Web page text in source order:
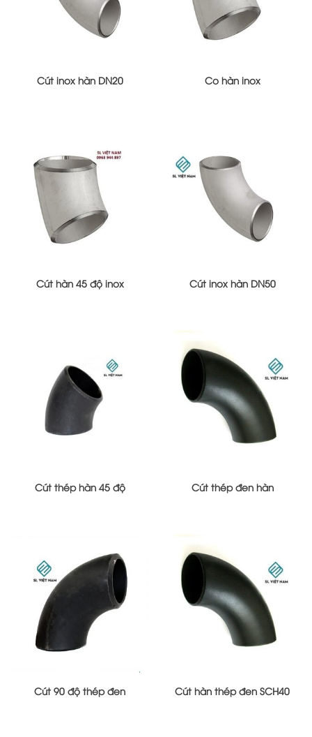
Cút inox hàn DN20 Co hàn inox
Cút hàn 45 độ inox Cút inox hàn DN50
Cút thép hàn 45 độ Cút thép đen hàn
Cút 90 độ thép đen Cút hàn thép đen SCH40